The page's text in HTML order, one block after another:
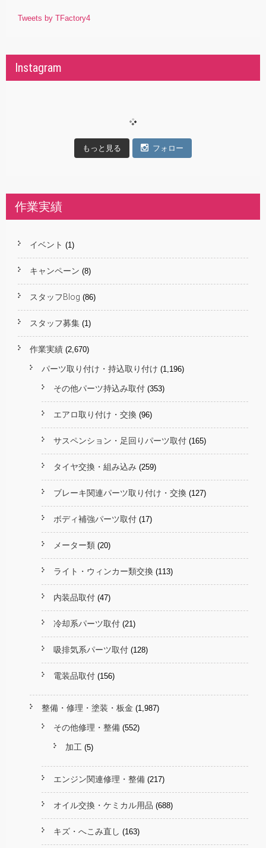
Tweets by TFactory4
Instagram
もっと見る フォロー
作業実績
イベント (1)
キャンペーン (8)
スタッフBlog (86)
スタッフ募集 (1)
作業実績 (2,670)
パーツ取り付け・持込取り付け (1,196)
その他パーツ持込み取付 (353)
エアロ取り付け・交換 (96)
サスペンション・足回りパーツ取付 (165)
タイヤ交換・組み込み (259)
ブレーキ関連パーツ取り付け・交換 (127)
ボディ補強パーツ取付 (17)
メーター類 (20)
ライト・ウィンカー類交換 (113)
内装品取付 (47)
冷却系パーツ取付 (21)
吸排気系パーツ取付 (128)
電装品取付 (156)
整備・修理・塗装・板金 (1,987)
その他修理・整備 (552)
加工 (5)
エンジン関連修理・整備 (217)
オイル交換・ケミカル用品 (688)
キズ・へこみ直し (163)